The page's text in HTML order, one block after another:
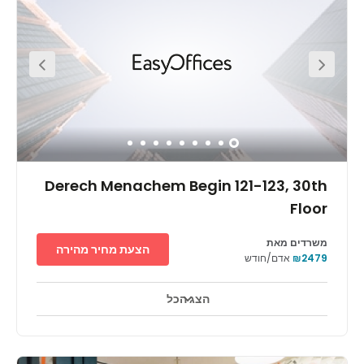
centre is a five-minute walk from the train and a five-
minute drive from the Ayalon Highway. The bus stop is
right on the building, and you can find the Eyewear
Museum, the Habima Theatre and the Charles Bronfman
Auditorium close by.
Derech Menachem Begin 121-123, 30th
Floor
אזורי מנוחה
משוחזרים עם מגוון חנויות בוטיק, מסעדות וגנים מטופחים. המרכז
משרדים מאת
₪2479אדם/חודש
הצעת מחיר מהירה
הצג הכל